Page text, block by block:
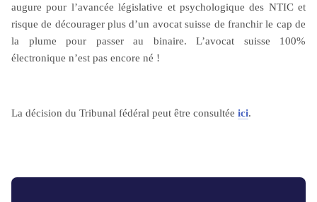
augure pour l’avancée législative et psychologique des NTIC et
risque de décourager plus d’un avocat suisse de franchir le cap de
la plume pour passer au binaire. L’avocat suisse 100%
électronique n’est pas encore né !
La décision du Tribunal fédéral peut être consultée ici.